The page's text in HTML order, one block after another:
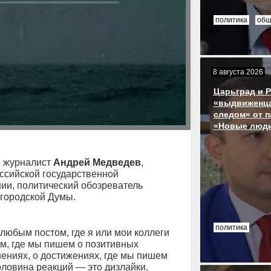
Андрей Медведев,
государственной
политический обозреватель
Думы.
постом, где я или мои коллеги
где мы пишем о позитивных
о достижениях, где мы пишем
реакций — это дизлайки.
политика
8 августа 2026
Царьград и
следом» от
«Новые
политика